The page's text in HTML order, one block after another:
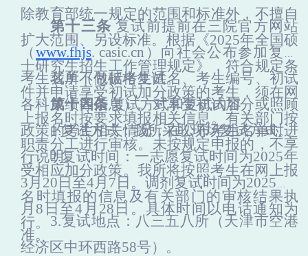
除教育部统一规定的范围和标准外，不擅自
扩大范围、另设标准。根据《2025年全国硕
士研究生招生工作管理规定》，符合规定条
件并申请享受初试加分政策的考生，须在网
上报名时按要求填报相关信息。有关部门按
职责分工进行审核。未按规定申报的，不享
受相应加分政策。我所将按照考生在网上报
名时填报的信息及有关部门的审核结果执
行。
第十三条 复试前提前在三院官方网站
（www.fhjs. casic.cn）向社会公布参加复试
考生名单（包括考生姓名、考生编号、初试
各科成绩等信息）。对享受初试加分或照顾
政策的考生相关情况，在公布考生名单时进
行说明。
我所不做破格复试。
第十四条 复试方式和复试内容
1.复试方式：我所采取现场复试方式。
2.复试时间： 一志愿复试时间为2025年
3月20日 至4月 7 日。调剂复试时间为2025年4
月8日至4月28日。具体时间以电话通知为
准。
3.复试地点： 八三五八所（天津市空港
经济区中环西路58号）。